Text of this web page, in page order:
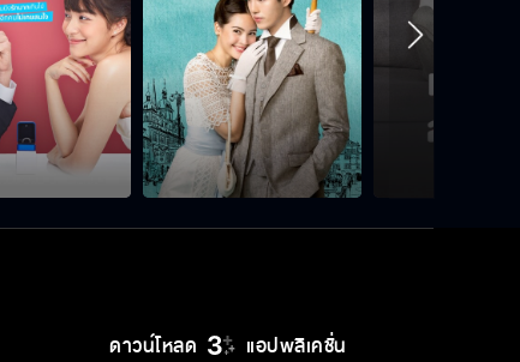
ผู้ชายมาแก้ผ้าต่อหน้า ใครจะไม่อาย
ดาวน์โหลด แอปพลิเคชั่น